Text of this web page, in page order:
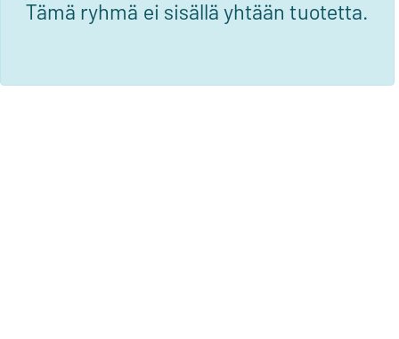
Tämä ryhmä ei sisällä yhtään tuotetta.